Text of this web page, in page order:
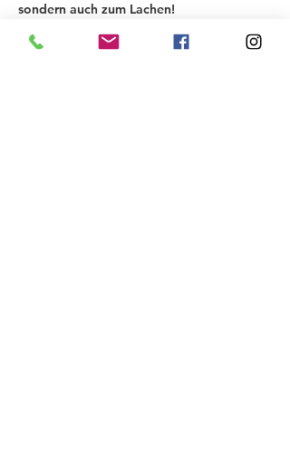
sondern auch zum Lachen!
Bei der KINKY COMEDY New Material